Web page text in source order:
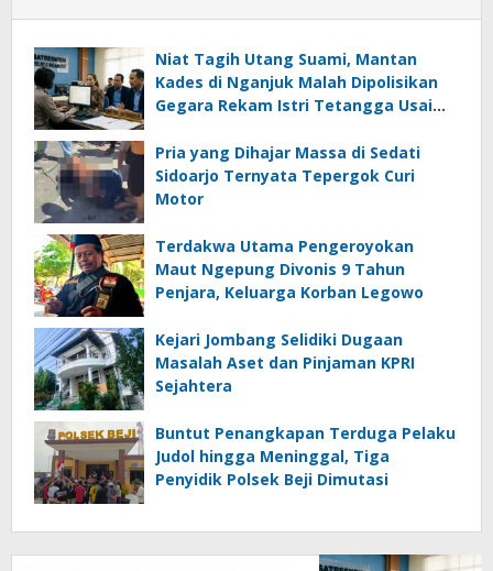
Niat Tagih Utang Suami, Mantan
Kades di Nganjuk Malah Dipolisikan
Gegara Rekam Istri Tetangga Usai
Pria yang Dihajar Massa di Sedati
Sidoarjo Ternyata Tepergok Curi
Motor
Terdakwa Utama Pengeroyokan
Maut Ngepung Divonis 9 Tahun
Penjara, Keluarga Korban Legowo
Kejari Jombang Selidiki Dugaan
Masalah Aset dan Pinjaman KPRI
Sejahtera
Buntut Penangkapan Terduga Pelaku
Judol hingga Meninggal, Tiga
Penyidik Polsek Beji Dimutasi